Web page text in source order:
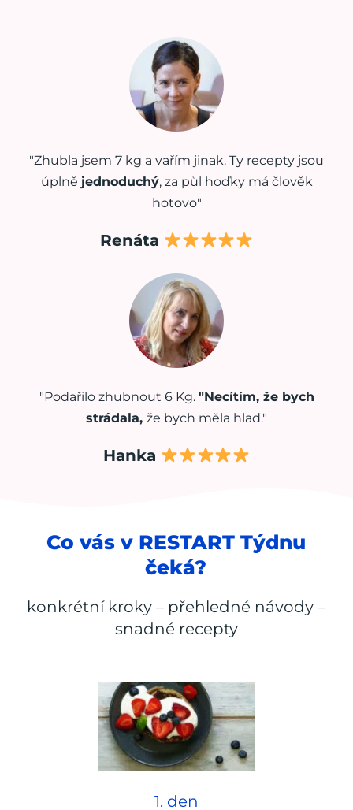
"Zhubla jsem 7 kg a vařím jinak. Ty recepty jsou
úplně jednoduchý, za půl hoďky má člověk
hotovo"
Renáta
"Podařilo zhubnout 6 Kg. "Necítím, že bych
strádala, že bych měla hlad."
Hanka
Co vás v RESTART Týdnu
čeká?
konkrétní kroky – přehledné návody –
snadné recepty
1. den